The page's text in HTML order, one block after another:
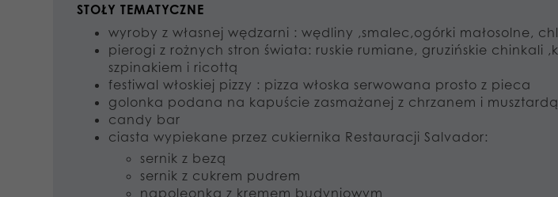
STOŁY TEMATYCZNE
wyroby z własnej wędzarni : wędliny ,smalec,ogórki małosolne,
pierogi z rożnych stron świata: ruskie rumiane, gruzińskie chinkali
szpinakiem i ricottą
festiwal włoskiej pizzy : pizza włoska serwowana prosto z pieca
golonka podana na kapuście zasmażanej z chrzanem i musztardą
candy bar
ciasta wypiekane przez cukiernika Restauracji Salvador:
sernik z bezą
sernik z cukrem pudrem
napoleonka z kremem budyniowym